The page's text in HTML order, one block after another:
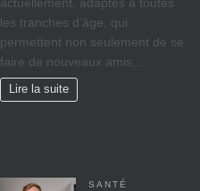
les tranches d’âge, qui
permettent non seulement de se
faire de nouveaux amis,…
Lire la suite
SANTÉ